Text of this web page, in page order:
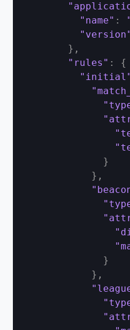
"name" :
"version"
} ,
"rules" :
{
"initial"
}
} ,
}
} ,